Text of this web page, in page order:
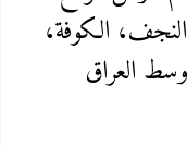
الكوفة،
العراق